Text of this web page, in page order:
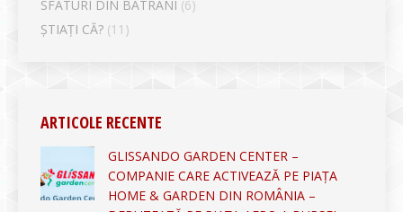
SFATURI DIN BĂTRÂNI (6)
ȘTIAȚI CĂ? (11)
ARTICOLE RECENTE
GLISSANDO GARDEN CENTER –
COMPANIE CARE ACTIVEAZĂ PE PIAȚA
HOME & GARDEN DIN ROMÂNIA –